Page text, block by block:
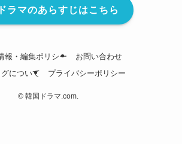
ラマのあらすじはこちら
報・編集ポリシー
お問い合わせ
について
プライバシーポリシー
©韓国ドラマ.com.